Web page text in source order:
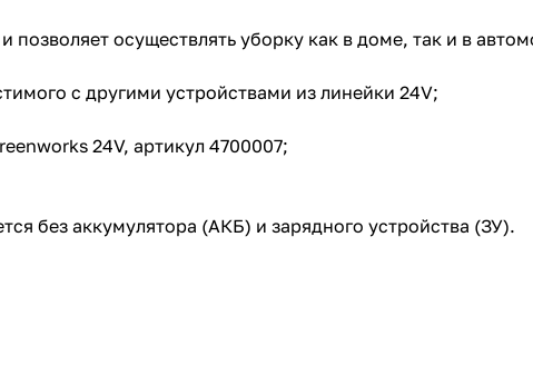
позволяет осуществлять уборку как в доме, так и в
с другими устройствами из линейки 24V;
24V, артикул 4700007;
без аккумулятора (АКБ) и зарядного устройства (ЗУ).